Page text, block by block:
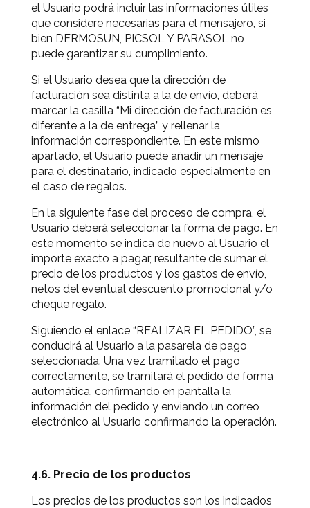
el Usuario podrá incluir las informaciones útiles
que considere necesarias para el mensajero, si
bien DERMOSUN, PICSOL Y PARASOL no
puede garantizar su cumplimiento.
Si el Usuario desea que la dirección de
facturación sea distinta a la de envío, deberá
marcar la casilla “Mi dirección de facturación es
diferente a la de entrega” y rellenar la
información correspondiente. En este mismo
apartado, el Usuario puede añadir un mensaje
para el destinatario, indicado especialmente en
el caso de regalos.
En la siguiente fase del proceso de compra, el
Usuario deberá seleccionar la forma de pago. En
este momento se indica de nuevo al Usuario el
importe exacto a pagar, resultante de sumar el
precio de los productos y los gastos de envío,
netos del eventual descuento promocional y/o
cheque regalo.
Siguiendo el enlace “REALIZAR EL PEDIDO”, se
conducirá al Usuario a la pasarela de pago
seleccionada. Una vez tramitado el pago
correctamente, se tramitará el pedido de forma
automática, confirmando en pantalla la
información del pedido y enviando un correo
electrónico al Usuario confirmando la operación.
4.6. Precio de los productos
Los precios de los productos son los indicados